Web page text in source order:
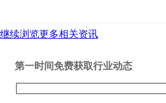
继续浏览更多相关资讯
第一时间免费获取行业动态